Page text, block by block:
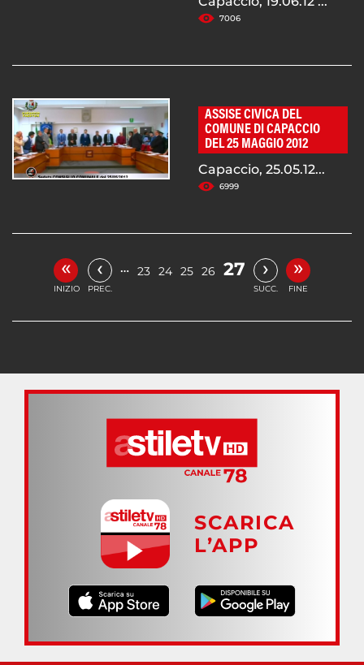
7006
ASSISE CIVICA DEL
COMUNE DI CAPACCIO
DEL 25 MAGGIO 2012
Capaccio, 25.05.12...
6999
«
INIZIO
‹
PREC.
… 23 24 25 26 27 ›
SUCC.
»
FINE
SCARICA
L’APP